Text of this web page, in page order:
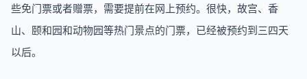
些免门票或者赠票，需要提前在网上预约。很快，故宫、香
山、颐和园和动物园等热门景点的门票，已经被预约到三四天
以后。